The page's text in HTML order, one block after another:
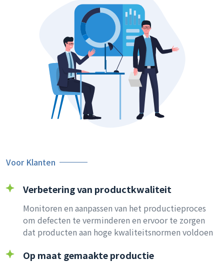
Voor Klanten
Verbetering van productkwaliteit
Monitoren en aanpassen van het productieproces
om defecten te verminderen en ervoor te zorgen
dat producten aan hoge kwaliteitsnormen voldoen
Op maat gemaakte productie